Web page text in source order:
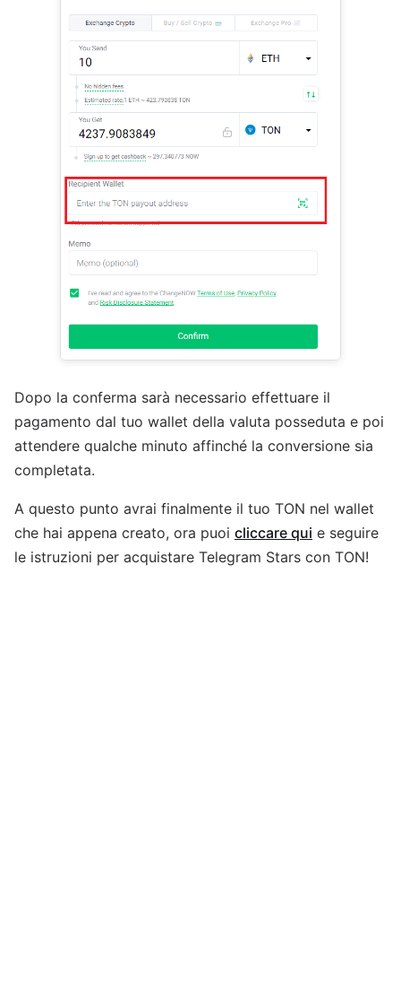
Dopo la conferma sarà necessario effettuare il
pagamento dal tuo wallet della valuta posseduta e poi
attendere qualche minuto affinché la conversione sia
completata.
A questo punto avrai finalmente il tuo TON nel wallet
che hai appena creato, ora puoi cliccare qui e seguire
le istruzioni per acquistare Telegram Stars con TON!